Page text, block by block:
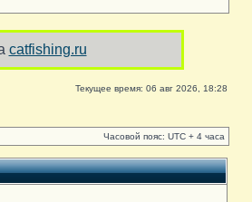
catfishing.ru
Текущее время: 06 авг 2026, 18:28
Часовой пояс: UTC + 4 часа